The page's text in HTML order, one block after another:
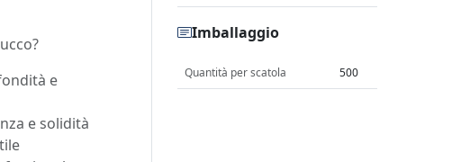
e
e solidità
Imballaggio
Quantità per scatola 500